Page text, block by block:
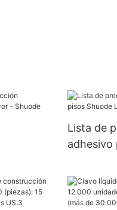
Lista de
adhesivo